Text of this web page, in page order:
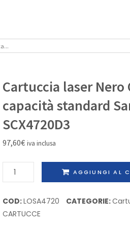
Cartuccia laser Nero
capacità standard
SCX4720D3
97,60€ iva inclusa
Cartuccia
laser
Originale
capacità
AGGIUNGI AL
COD:LOSA4720 CATEGORIE:
CARTUCCE